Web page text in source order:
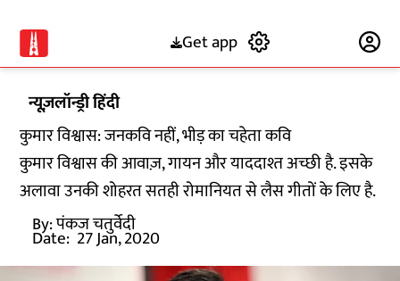
Get app
न्यूज़लॉन्ड्री हिंदी
कुमार विश्वास: जनकवि नहीं, भीड़ का चहेता कवि
कुमार विश्वास की आवाज़, गायन और याददाश्त अच्छी है. इसके
अलावा उनकी शोहरत सतही रोमानियत से लैस गीतों के लिए है.
By:पंकज चतुर्वेदी
Date: 27 Jan, 2020